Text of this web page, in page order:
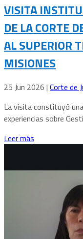
VISITA
DE LA CORTE
AL SUPERIOR
MISIONES
25 Jun 2026 | Corte de
La visita constituyó
experiencias sobre
Leer más